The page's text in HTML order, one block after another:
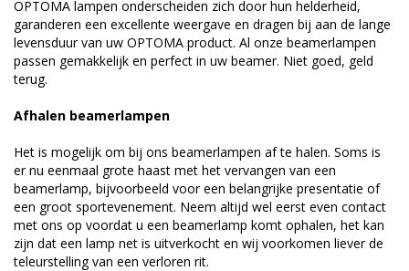
OPTOMA lampen onderscheiden zich door hun helderheid,
garanderen een excellente weergave en dragen bij aan de lange
levensduur van uw OPTOMA product. Al onze beamerlampen
passen gemakkelijk en perfect in uw beamer. Niet goed, geld
terug.
Afhalen beamerlampen
Het is mogelijk om bij ons beamerlampen af te halen. Soms is
er nu eenmaal grote haast met het vervangen van een
beamerlamp, bijvoorbeeld voor een belangrijke presentatie of
een groot sportevenement. Neem altijd wel eerst even contact
met ons op voordat u een beamerlamp komt ophalen, het kan
zijn dat een lamp net is uitverkocht en wij voorkomen liever de
teleurstelling van een verloren rit.